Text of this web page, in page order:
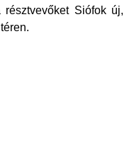
Siófok új,